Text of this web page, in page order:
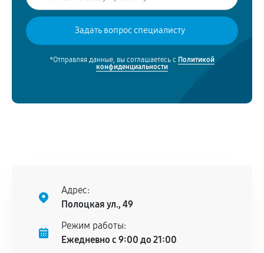
*Отправляя данные, вы соглашаетесь с Политикой
конфиденциальности
Адрес:
Полоцкая ул., 49
Режим работы:
Ежедневно с 9:00 до 21:00